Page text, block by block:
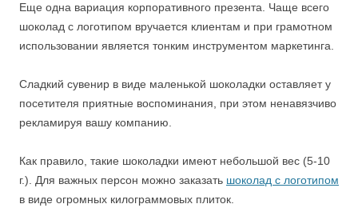
Еще одна вариация корпоративного презента. Чаще всего
шоколад с логотипом вручается клиентам и при грамотном
использовании является тонким инструментом маркетинга.
Сладкий сувенир в виде маленькой шоколадки оставляет у
посетителя приятные воспоминания, при этом ненавязчиво
рекламируя вашу компанию.
Как правило, такие шоколадки имеют небольшой вес (5-10
г.). Для важных персон можно заказать шоколад с логотипом
в виде огромных килограммовых плиток.